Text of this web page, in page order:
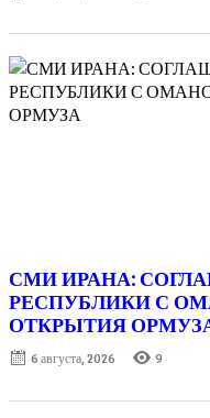
СМИ ИРАНА:
РЕСПУБЛИКИ С
ОТКРЫТИЯ
Posted
6 августа, 2026 9